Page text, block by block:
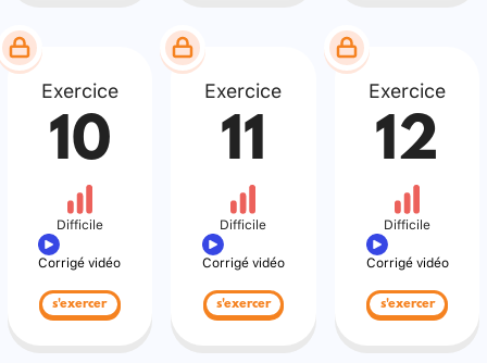
Exercice
10
Difficile
Corrigé vidéo
s'exercer
Exercice
11
Difficile
Corrigé vidéo
s'exercer
Exercice
12
Difficile
Corrigé vidéo
s'exercer